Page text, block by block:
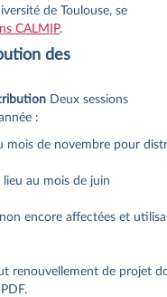
de Toulouse, se
CALMIP.
des
Deux sessions
:
mois de novembre pour
lieu au mois de juin
encore affectées et
renouvellement de projet